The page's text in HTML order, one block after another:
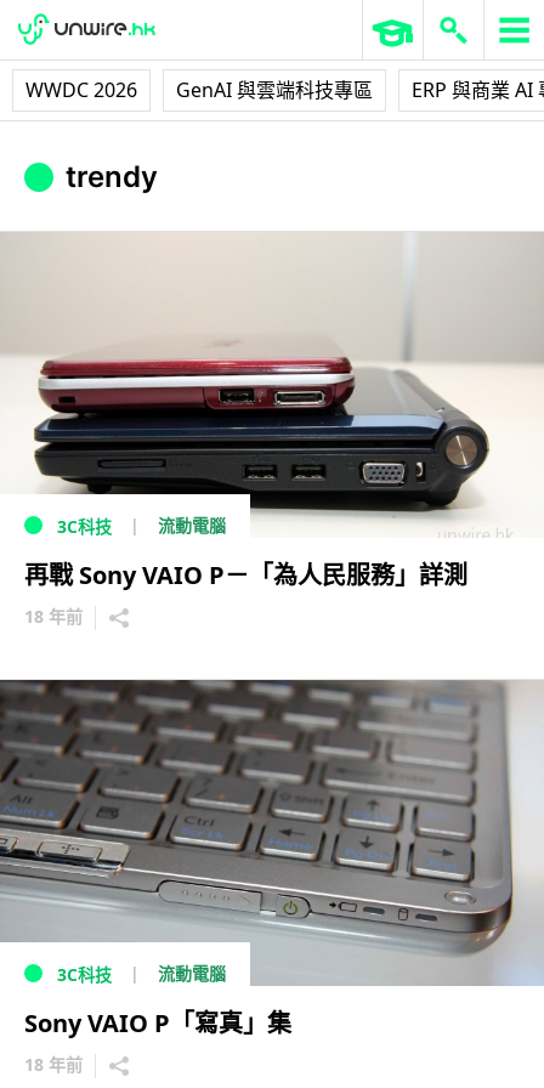
WWDC 2026 GenAI 與雲端科技專區 ERP 與商業 AI
trendy
3C科技 流動電腦
再戰 Sony VAIO P－「為人民服務」詳測
18 年前
3C科技 流動電腦
Sony VAIO P「寫真」集
18 年前